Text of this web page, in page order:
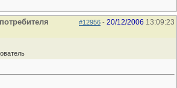
#12956 - 20/12/2006 13:09:23